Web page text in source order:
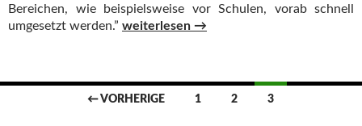
Bereichen, wie beispielsweise vor Schulen, vorab schnell
umgesetzt werden.” Koalitionsvertrag: Tempo 30 auf
weiterlesen →
Beitragsnavigation
← VORHERIGE 1 2 3